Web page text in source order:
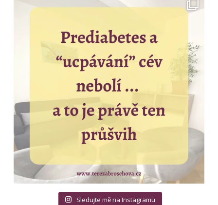
Sledujte mě na Instagramu